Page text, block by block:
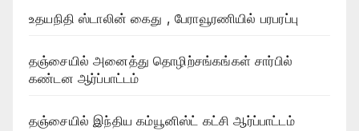
உதயநிதி ஸ்டாலின் கைது , பேராவூரணியில் பரபரப்பு
தஞ்சையில் அனைத்து தொழிற்சங்கங்கள் சார்பில்
கண்டன ஆர்ப்பாட்டம்
தஞ்சையில் இந்திய கம்யூனிஸ்ட் கட்சி ஆர்ப்பாட்டம்